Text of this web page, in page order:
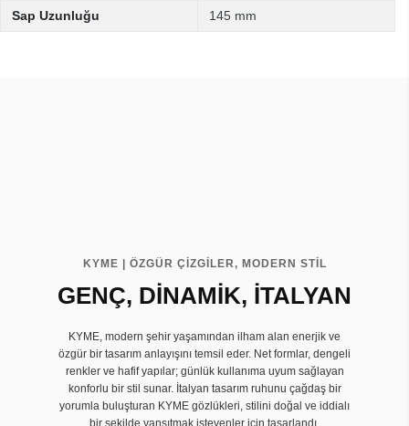
Sap Uzunluğu 145 mm
KYME | ÖZGÜR ÇİZGİLER, MODERN STİL
GENÇ, DİNAMİK, İTALYAN
KYME, modern şehir yaşamından ilham alan enerjik ve
özgür bir tasarım anlayışını temsil eder. Net formlar, dengeli
renkler ve hafif yapılar; günlük kullanıma uyum sağlayan
konforlu bir stil sunar. İtalyan tasarım ruhunu çağdaş bir
yorumla buluşturan KYME gözlükleri, stilini doğal ve iddialı
bir şekilde yansıtmak isteyenler için tasarlandı.